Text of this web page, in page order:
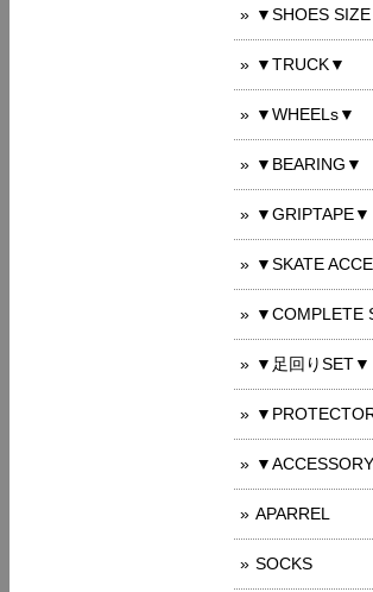
▼SHOES
▼TRUCK▼
▼WHEELs▼
▼BEARING▼
▼GRIPTAPE▼
▼SKATE
▼COMPLETE
▼足回りSET▼
APARREL
SOCKS